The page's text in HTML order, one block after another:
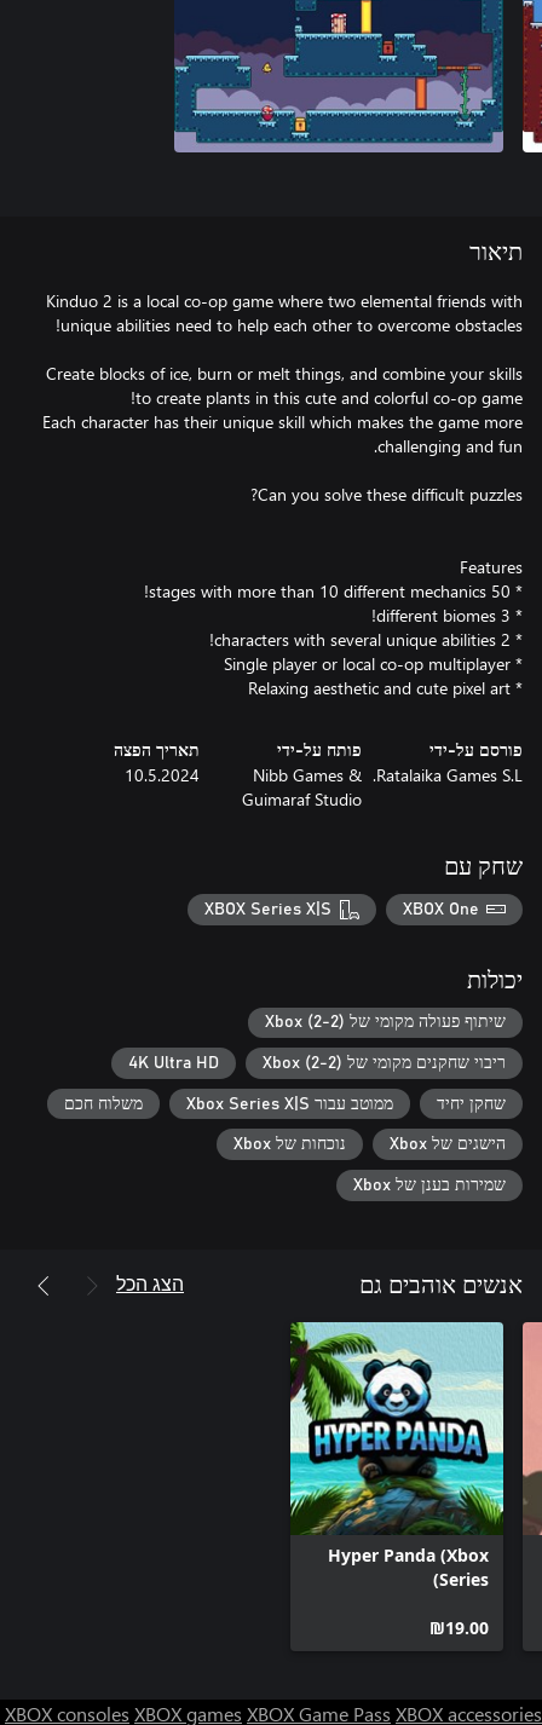
תיאור
Kinduo 2 is a local co-op game where two elemental friends with
Create blocks of ice, burn or melt things, and combine your skills
Each character has their unique skill which makes the game more
* Relaxing aesthetic and cute pixel art
פורסם על-ידי
Ratalaika Games S.L.
פותח על-ידי
Nibb Games &
Guimaraf Studio
תאריך הפצה
10.5.2024
שחק עם
XBOX One
XBOX Series X|S
יכולות
שיתוף פעולה מקומי של Xbox (2-2)
ריבוי שחקנים מקומי של Xbox (2-2) 4K Ultra HD
שחקן יחיד ממוטב עבור Xbox Series X|S משלוח חכם
הישגים של Xbox נוכחות של Xbox
שמירות בענן של Xbox
אנשים אוהבים גם הצג הכל
Hyper Panda (Xbox
Series)
‪₪‎19.00‬
XBOX consoles XBOX games XBOX Game Pass XBOX accessories